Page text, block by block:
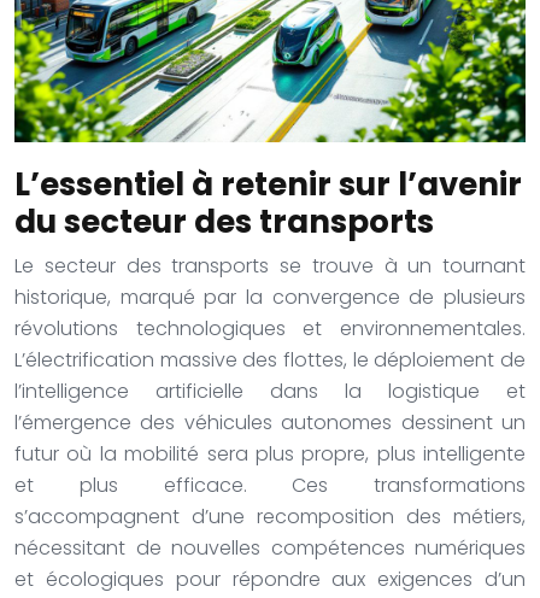
L’essentiel à retenir sur l’avenir
du secteur des transports
Le secteur des transports se trouve à un tournant
historique, marqué par la convergence de plusieurs
révolutions technologiques et environnementales.
L’électrification massive des flottes, le déploiement de
l’intelligence artificielle dans la logistique et
l’émergence des véhicules autonomes dessinent un
futur où la mobilité sera plus propre, plus intelligente
et plus efficace. Ces transformations
s’accompagnent d’une recomposition des métiers,
nécessitant de nouvelles compétences numériques
et écologiques pour répondre aux exigences d’un